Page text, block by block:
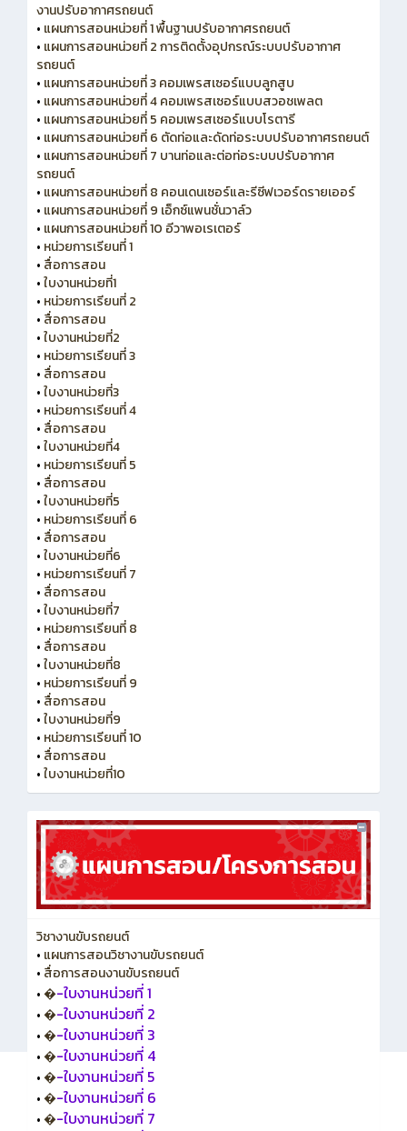
งานปรับอากาศรถยนต์
• แผนการสอนหน่วยที่ 1 พื้นฐานปรับอากาศรถยนต์
• แผนการสอนหน่วยที่ 2 การติดตั้งอุปกรณ์ระบบปรับอากาศ
รถยนต์
• แผนการสอนหน่วยที่ 3 คอมเพรสเซอร์แบบลูกสูบ
• แผนการสอนหน่วยที่ 4 คอมเพรสเซอร์แบบสวอชเพลต
• แผนการสอนหน่วยที่ 5 คอมเพรสเซอร์แบบโรตารี
• แผนการสอนหน่วยที่ 6 ตัดท่อและดัดท่อระบบปรับอากาศรถยนต์
• แผนการสอนหน่วยที่ 7 บานท่อและต่อท่อระบบปรับอากาศ
รถยนต์
• แผนการสอนหน่วยที่ 8 คอนเดนเซอร์และรีซีฟเวอร์ดรายเออร์
• แผนการสอนหน่วยที่ 9 เอ็กซ์แพนชั่นวาล์ว
• แผนการสอนหน่วยที่ 10 อีวาพอเรเตอร์
• หน่วยการเรียนที่ 1
• สื่อการสอน
•ใบงานหน่วยที่1
• หน่วยการเรียนที่ 2
• สื่อการสอน
•ใบงานหน่วยที่2
• หน่วยการเรียนที่ 3
• สื่อการสอน
•ใบงานหน่วยที่3
• หน่วยการเรียนที่ 4
• สื่อการสอน
•ใบงานหน่วยที่4
• หน่วยการเรียนที่ 5
• สื่อการสอน
•ใบงานหน่วยที่5
• หน่วยการเรียนที่ 6
• สื่อการสอน
•ใบงานหน่วยที่6
• หน่วยการเรียนที่ 7
• สื่อการสอน
•ใบงานหน่วยที่7
• หน่วยการเรียนที่ 8
• สื่อการสอน
•ใบงานหน่วยที่8
• หน่วยการเรียนที่ 9
• สื่อการสอน
•ใบงานหน่วยที่9
• หน่วยการเรียนที่ 10
• สื่อการสอน
•ใบงานหน่วยที่10
วิชางานขับรถยนต์
• แผนการสอนวิชางานขับรถยนต์
• สื่อการสอนงานขับรถยนต์
•�-ใบงานหน่วยที่ 1
•�-ใบงานหน่วยที่ 2
•�-ใบงานหน่วยที่ 3
•�-ใบงานหน่วยที่ 4
•�-ใบงานหน่วยที่ 5
•�-ใบงานหน่วยที่ 6
•�-ใบงานหน่วยที่ 7